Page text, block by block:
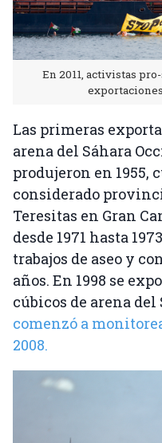
En 2011, activistas
Las primeras
arena del Sáhara
produjeron en 1955,
considerado
Teresitas en Gran
desde 1971 hasta
trabajos de aseo y
años. En 1998 se
cúbicos de arena
comenzó a
2008.